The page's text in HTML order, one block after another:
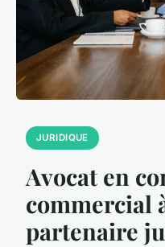
JURIDIQUE
Avocat en
commercial
partenaire